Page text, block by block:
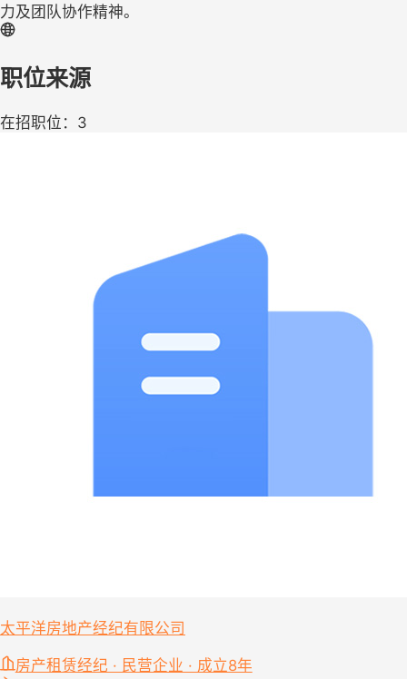
力及团队协作精神。
职位来源
在招职位：3
太平洋房地产经纪有限公司
房产租赁经纪 · 民营企业 · 成立8年